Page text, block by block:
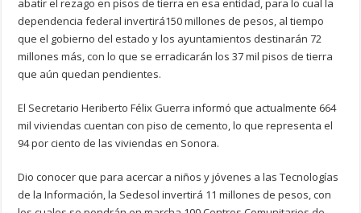
abatir el rezago en pisos de tierra en esa entidad, para lo cual la
dependencia federal invertirá150 millones de pesos, al tiempo
que el gobierno del estado y los ayuntamientos destinarán 72
millones más, con lo que se erradicarán los 37 mil pisos de tierra
que aún quedan pendientes.
El Secretario Heriberto Félix Guerra informó que actualmente 664
mil viviendas cuentan con piso de cemento, lo que representa el
94 por ciento de las viviendas en Sonora.
Dio conocer que para acercar a niños y jóvenes a las Tecnologías
de la Información, la Sedesol invertirá 11 millones de pesos, con